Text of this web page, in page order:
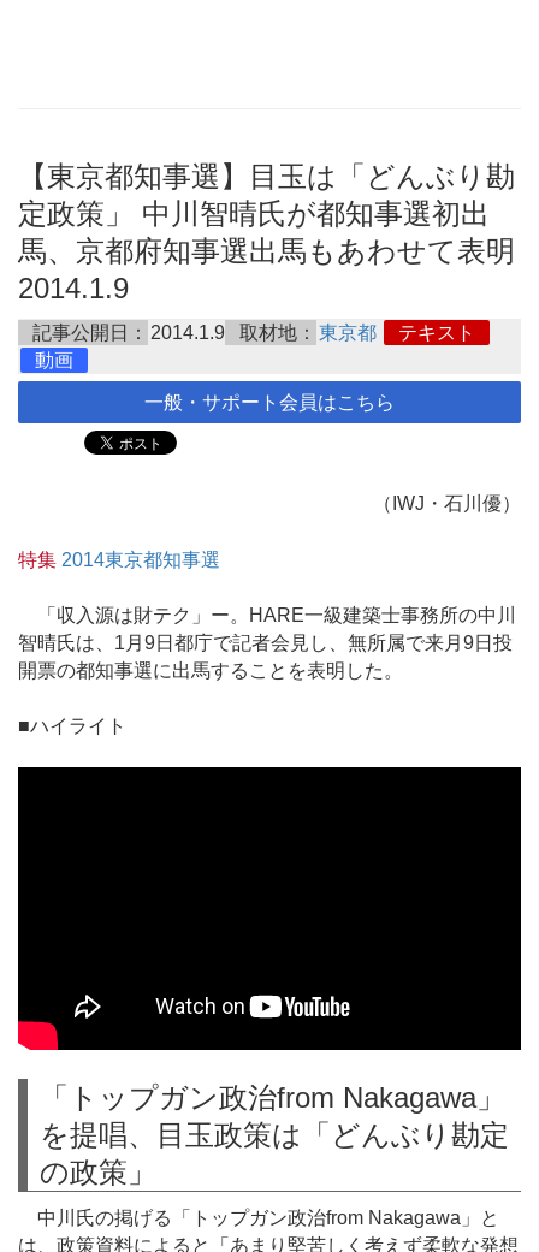
【東京都知事選】目玉は「どんぶり勘
定政策」 中川智晴氏が都知事選初出
馬、京都府知事選出馬もあわせて表明
2014.1.9
記事公開日： 2014.1.9 取材地： 東京都
テキスト
動画
一般・サポート会員はこちら
（IWJ・石川優）
特集 2014東京都知事選
「収入源は財テク」ー。HARE一級建築士事務所の中川
智晴氏は、1月9日都庁で記者会見し、無所属で来月9日投
開票の都知事選に出馬することを表明した。
■ハイライト
「トップガン政治from Nakagawa」
を提唱、目玉政策は「どんぶり勘定
の政策」
中川氏の掲げる「トップガン政治from Nakagawa」と
は、政策資料によると「あまり堅苦しく考えず柔軟な発想